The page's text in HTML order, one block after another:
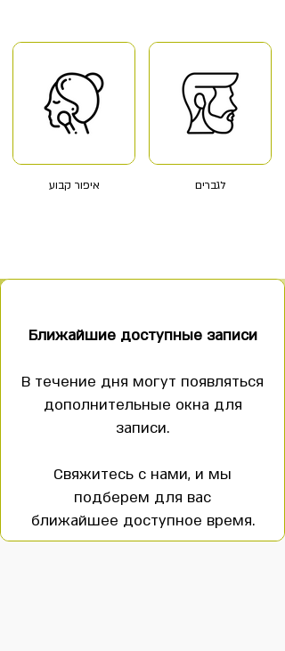
איפור קבוע לגברים
Ближайшие доступные записи
В течение дня могут появляться
дополнительные окна для
записи.
Свяжитесь с нами, и мы
подберем для вас
ближайшее доступное время.